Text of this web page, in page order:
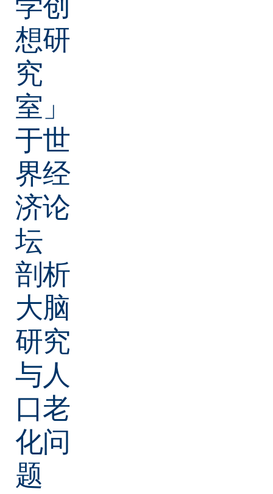
想研
究
室」
于世
界经
济论
坛
剖析
大脑
研究
与人
口老
化问
题